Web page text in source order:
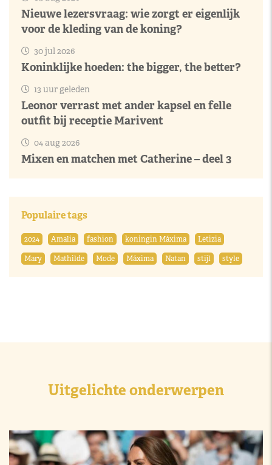
Nieuwe lezersvraag: wie zorgt er eigenlijk
voor de kleding van de koning?
30 jul 2026
Koninklijke hoeden: the bigger, the better?
13 uur geleden
Leonor verrast met ander kapsel en felle
outfit bij receptie Marivent
04 aug 2026
Mixen en matchen met Catherine – deel 3
Populaire tags
2024 Amalia fashion koningin Máxima
Letizia
Mary
Mathilde Mode Máxima Natan stijl style
Uitgelichte onderwerpen